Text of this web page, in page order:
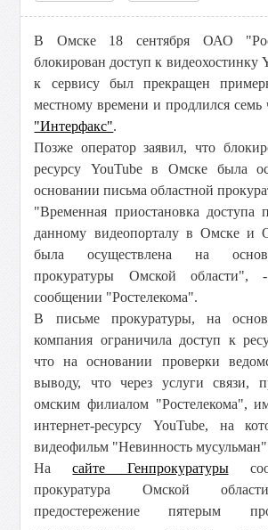
В Омске 18 сентября ОАО
блокирован доступ к видеохостинку
к сервису был прекращен
местному времени и продлился семь
"Интерфакс".
Позже оператор заявил, что
ресурсу YouTube в Омске была
основании письма областной
"Временная приостановка доступа
данному видеопорталу в Омске и
была осуществлена на
прокуратуры Омской области",
сообщении "Ростелекома".
В письме прокуратуры, на
компания ограничила доступ к
что на основании проверки
выводу, что через услуги связи,
омским филиалом "Ростелекома",
интернет-ресурсу YouTube, на
видеофильм "Невинность
Насайте Генпрокуратуры
прокуратура Омской
предостережение пятерым